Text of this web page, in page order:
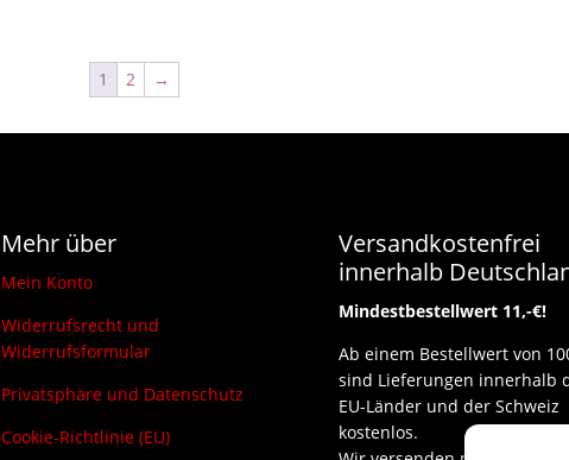
1 2 →
Mehr über
Mein Konto
Widerrufsrecht und
Widerrufsformular
Privatsphäre und Datenschutz
Cookie-Richtlinie (EU)
Versandkostenfrei
innerhalb
Mindestbestellwert 11,-€!
Ab einem Bestellwert von
sind Lieferungen innerhalb
EU-Länder und der Schweiz
kostenlos.